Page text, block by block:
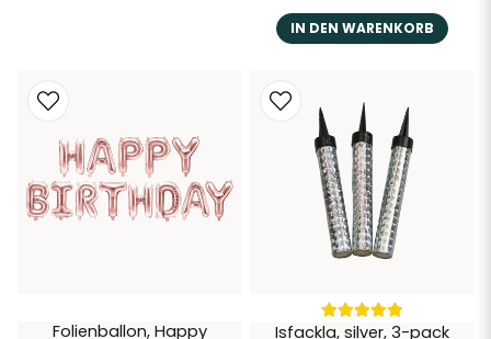
IN DEN WARENKORB
Folienballon, Happy
Isfackla, silver, 3-pack